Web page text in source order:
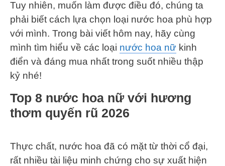
Tuy nhiên, muốn làm được điều đó, chúng ta
phải biết cách lựa chọn loại nước hoa phù hợp
với mình. Trong bài viết hôm nay, hãy cùng
mình tìm hiểu về các loại nước hoa nữ kinh
điển và đáng mua nhất trong suốt nhiều thập
kỷ nhé!
Top 8 nước hoa nữ với hương
thơm quyến rũ 2026
Thực chất, nước hoa đã có mặt từ thời cổ đại,
rất nhiều tài liệu minh chứng cho sự xuất hiện